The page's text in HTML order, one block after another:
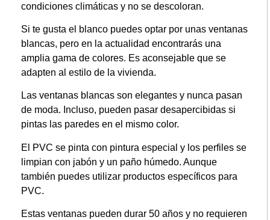
condiciones climáticas y no se descoloran.
Si te gusta el blanco puedes optar por unas ventanas
blancas, pero en la actualidad encontrarás una
amplia gama de colores. Es aconsejable que se
adapten al estilo de la vivienda.
Las ventanas blancas son elegantes y nunca pasan
de moda. Incluso, pueden pasar desapercibidas si
pintas las paredes en el mismo color.
El PVC se pinta con pintura especial y los perfiles se
limpian con jabón y un paño húmedo. Aunque
también puedes utilizar productos específicos para
PVC.
Estas ventanas pueden durar 50 años y no requieren